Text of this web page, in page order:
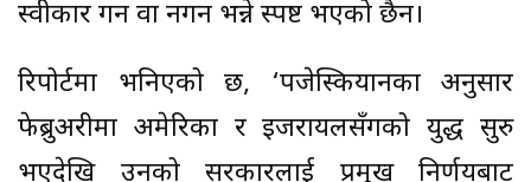
स्वीकार गर्ने वा नगर्ने भन्ने स्पष्ट भएको छैन।
रिपोर्टमा भनिएको छ, ‘पजेस्कियानका अनुसार
फेब्रुअरीमा अमेरिका र इजरायलसँगको युद्ध सुरु
भएदेखि उनको सरकारलाई प्रमुख निर्णयबाट